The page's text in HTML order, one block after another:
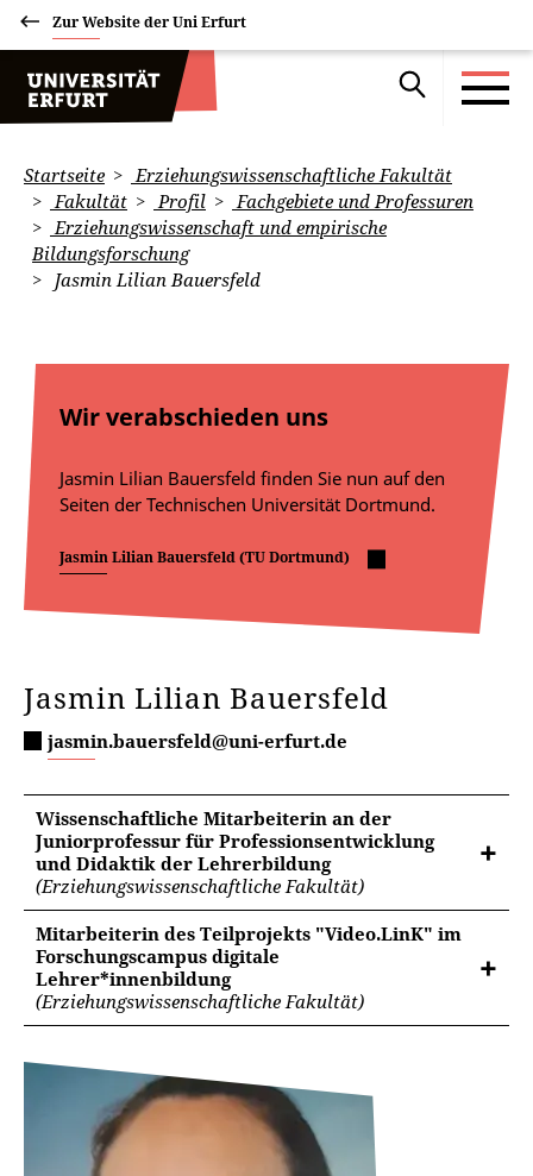
Zur Website der Uni Erfurt
Startseite
Erziehungswissenschaftliche Fakultät
Fakultät
Profil
Fachgebiete und Professuren
Erziehungswissenschaft und empirische
Bildungsforschung
Jasmin Lilian Bauersfeld
Wir verabschieden uns
Jasmin Lilian Bauersfeld finden Sie nun auf den
Seiten der Technischen Universität Dortmund.
Jasmin Lilian Bauersfeld (TU Dortmund)
Jasmin Lilian Bauersfeld
jasmin.bauersfeld@uni-erfurt.de
Wissenschaftliche Mitarbeiterin an der
Juniorprofessur für Professionsentwicklung
und Didaktik der Lehrerbildung
(Erziehungswissenschaftliche Fakultät)
Mitarbeiterin des Teilprojekts "Video.LinK" im
Forschungscampus digitale
Lehrer*innenbildung
(Erziehungswissenschaftliche Fakultät)